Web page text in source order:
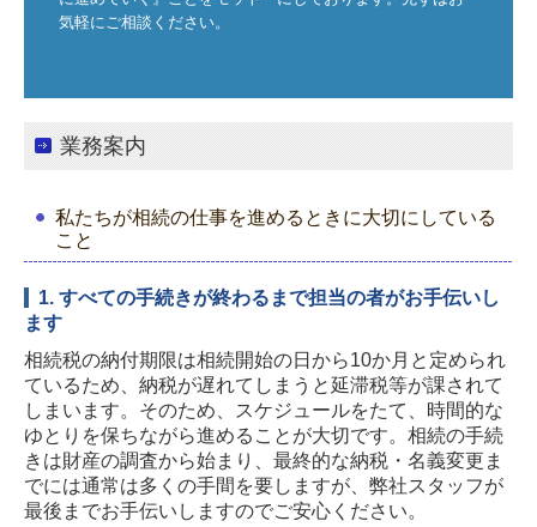
当事務所のご紹介
気軽にご相談ください。
業務案内
私たちが相続の仕事を進めるときに大切にしている
こと
1. すべての手続きが終わるまで担当の者がお手伝いし
ます
相続税の納付期限は相続開始の日から10か月と定められ
ているため、納税が遅れてしまうと延滞税等が課されて
しまいます。そのため、スケジュールをたて、時間的な
ゆとりを保ちながら進めることが大切です。相続の手続
きは財産の調査から始まり、最終的な納税・名義変更ま
でには通常は多くの手間を要しますが、弊社スタッフが
最後までお手伝いしますのでご安心ください。